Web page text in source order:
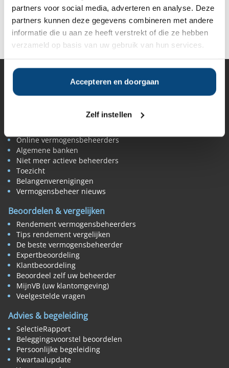
partners voor social media, adverteren en analyse. Deze
partners kunnen deze gegevens combineren met andere
informatie die u aan ze heeft verstrekt of die ze hebben
verzameld op basis van uw gebruik van hun services.
Accepteren en doorgaan
Zelf instellen
Deel op Facebook
Deel op X
Deel op LinkedIn
Vermogensbeheer
Alle vermogensbeheerders in Nederland
Vermogensbeheerders per regio
Online vermogensbeheerders
Algemene banken
Niet meer actieve beheerders
Toezicht
Belangenverenigingen
Vermogensbeheer nieuws
Beoordelen & vergelijken
Rendement vermogensbeheerders
Tips rendement vergelijken
De beste vermogensbeheerder
Expertbeoordeling
Klantbeoordeling
Beoordeel zelf uw beheerder
MijnVB (uw klantomgeving)
Veelgestelde vragen
Advies & begeleiding
SelectieRapport
Beleggingsvoorstel beoordelen
Persoonlijke begeleiding
Kwartaalupdate